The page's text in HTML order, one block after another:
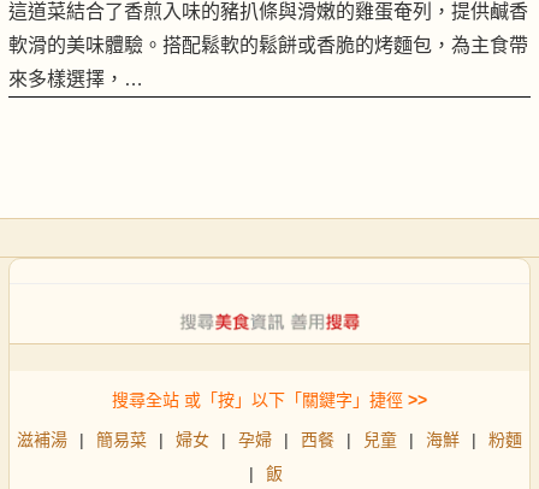
這道菜結合了香煎入味的豬扒條與滑嫩的雞蛋奄列，提供鹹香
軟滑的美味體驗。搭配鬆軟的鬆餅或香脆的烤麵包，為主食帶
來多樣選擇，…
搜尋全站 或「按」以下「關鍵字」捷徑 >>
滋補湯 | 簡易菜 | 婦女 | 孕婦 | 西餐 | 兒童 | 海鮮 |
粉麵
|
飯